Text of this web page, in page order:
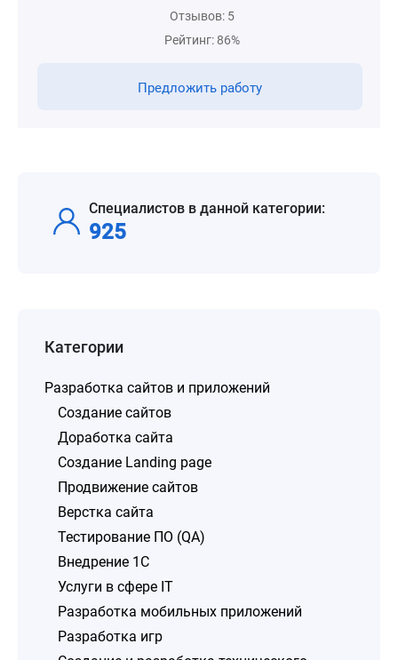
Отзывов: 5
Рейтинг: 86%
Предложить работу
Специалистов в данной категории:
925
Категории
Разработка сайтов и приложений
Создание сайтов
Доработка сайта
Создание Landing page
Продвижение сайтов
Верстка сайта
Тестирование ПО (QA)
Внедрение 1C
Услуги в сфере IT
Разработка мобильных приложений
Разработка игр